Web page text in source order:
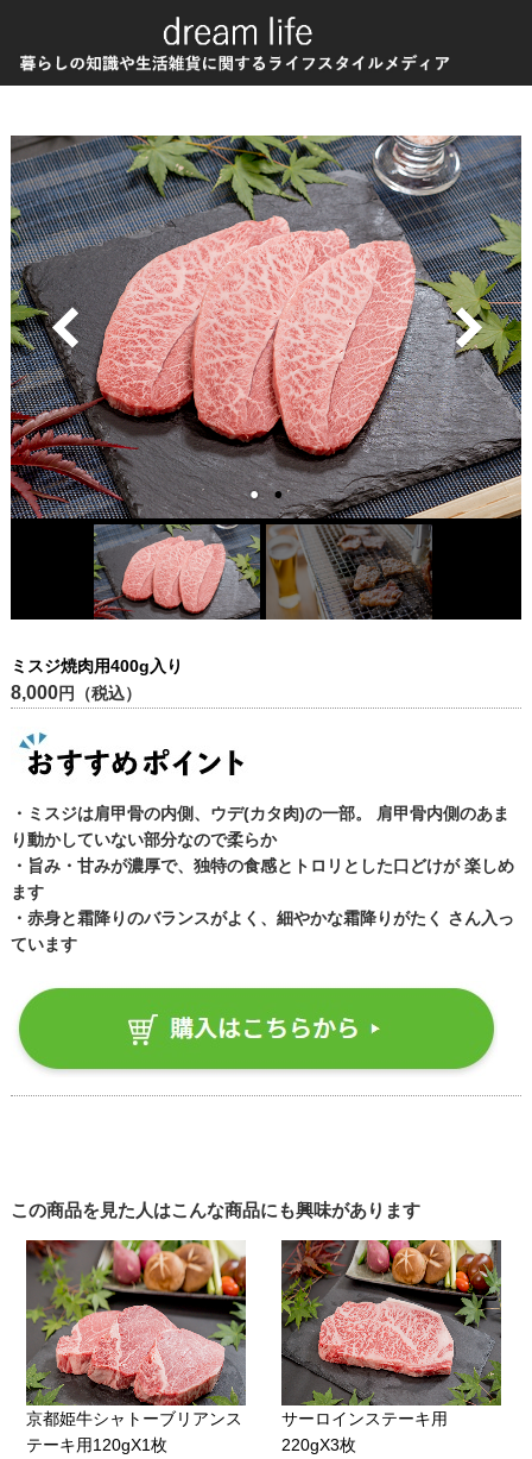
ミスジ焼肉用400g入り
8,000円（税込）
・ミスジは肩甲骨の内側、ウデ(カタ肉)の一部。 肩甲骨内側のあま
り動かしていない部分なので柔らか
・旨み・甘みが濃厚で、独特の食感とトロリとした口どけが 楽しめ
ます
・赤身と霜降りのバランスがよく、細やかな霜降りがたく さん入っ
ています
この商品を見た人はこんな商品にも興味があります
京都姫牛シャトーブリアンス
テーキ用120gX1枚
サーロインステーキ用
220gX3枚